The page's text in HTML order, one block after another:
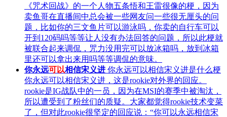
《咒术回战》的一个人物五条悟和王雷很像的梗，因为
卖鱼哥在直播间中总会被一些网友问一些很无厘头的问
题，比如你的三文鱼片可以游泳吗，你卖的自行车可以
开到120码吗等等让人没有办法回答的问题，所以此梗就
被联合起来调侃，咒力没用完可以放冰箱吗，放到冰箱
里还可以拿出来用吗等等调侃的意味。
你永远可以相信宋义进 你永远可以相信宋义进是什么梗
你永远可以相信宋义进，这是rookie对外界的回应。
rookie是IG战队中的一员，因为在MSI的赛季中被淘汰，
所以遭受到了粉丝们的质疑。大家都觉得rookie技术变菜
了，但对此rookie很坚定的回应说：“你可以永远相信宋